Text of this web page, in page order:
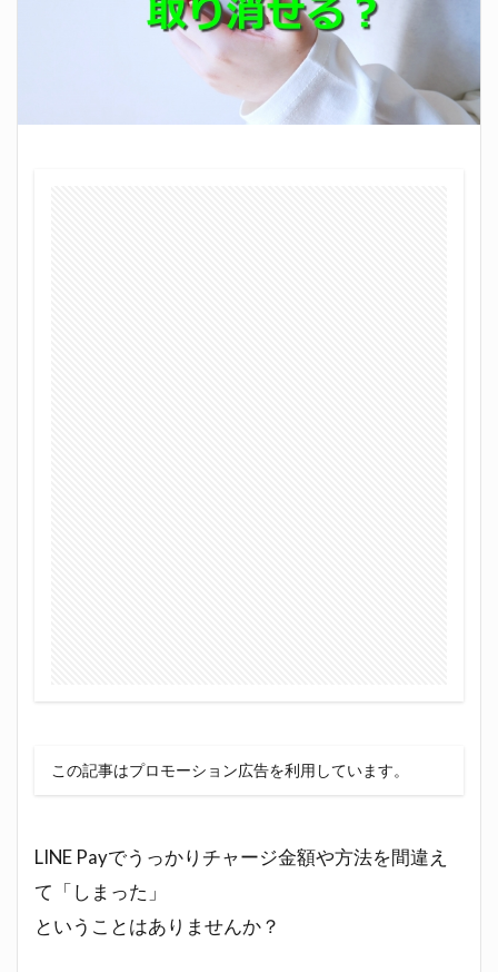
この記事はプロモーション広告を利用しています。
LINE Payでうっかりチャージ金額や方法を間違え
て「しまった」
ということはありませんか？